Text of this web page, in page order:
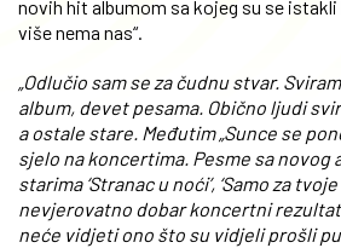
novih hit albumom sa kojeg su se istakli
više nema nas“.
„Odlučio sam se za čudnu stvar.
album, devet pesama. Obično ljudi
a ostale stare. Međutim „Sunce se
sjelo na koncertima. Pesme sa novog
starima ‘Stranac u noći’, ‘Samo za tvoje
nevjerovatno dobar koncertni
neće vidjeti ono što su vidjeli prošli